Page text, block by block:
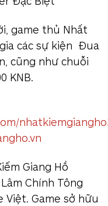
game thủ Nhất
các sự kiện Đua
cũng như chuỗi
KNB.
Giang Hồ
Chính Tông
Việt. Game sở hữu